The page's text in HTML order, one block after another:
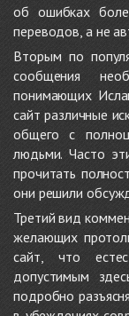
об ошибках
переводов, а не
Вторым по
сообщения
понимающих
сайт различные
общего с
людьми. Часто
прочитать
они решили
Третий вид
желающих
сайт, что
допустимым
подробно